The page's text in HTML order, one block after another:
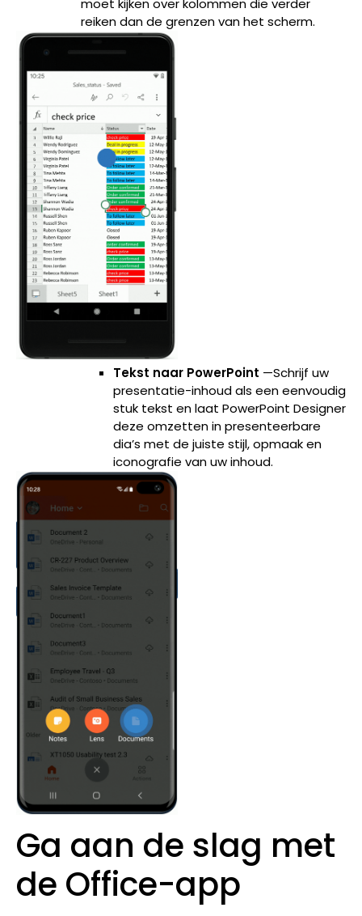
moet kijken over kolommen die verder
reiken dan de grenzen van het scherm.
Tekst naar PowerPoint —Schrijf uw
presentatie-inhoud als een eenvoudig
stuk tekst en laat PowerPoint Designer
deze omzetten in presenteerbare
dia’s met de juiste stijl, opmaak en
iconografie van uw inhoud.
Ga aan de slag met
de Office-app